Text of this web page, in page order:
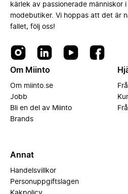
kärlek av passionerade människor
modebutiker. Vi hoppas att det är
fallet, följ oss!
Om Miinto
Om miinto.se
Jobb
Bli en del av Miinto
Brands
Annat
Handelsvillkor
Personuppgiftslagen